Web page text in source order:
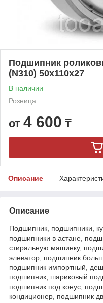
Подшипник
(N310) 50x110x27
В наличии
Розница
от 4 600 ₸
Описание
Описание
Подшипник, подшипники,
подшипники в астане,
стиральную машинку,
элеватор, подшипник
подшипник импортный,
подшипник, шариковый
подшипник под конус,
кондиционер, подшипник